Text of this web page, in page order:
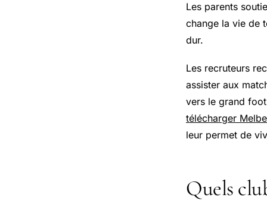
Les parents
change la vie de
dur.
Les recruteurs
assister aux
vers le grand
télécharger
leur permet de
Quels